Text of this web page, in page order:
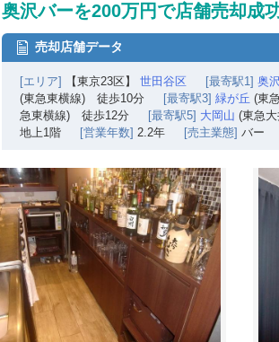
奥沢バーを200万円で店舗売却成
売却店舗データ
[エリア] 【東京23区】 世田谷区 [最寄駅1] 奥沢
(東急東横線) 徒歩10分
[最寄駅3] 緑が丘 (東
急東横線) 徒歩12分
[最寄駅5] 大岡山 (東急
地上1階
[営業年数] 2.2年 [売主業態] バー